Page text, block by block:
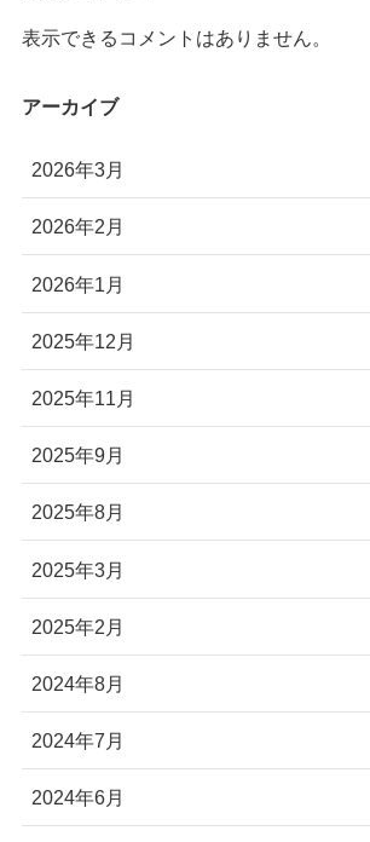
表示できるコメントはありません。
アーカイブ
2026年3月
2026年2月
2026年1月
2025年12月
2025年11月
2025年9月
2025年8月
2025年3月
2025年2月
2024年8月
2024年7月
2024年6月